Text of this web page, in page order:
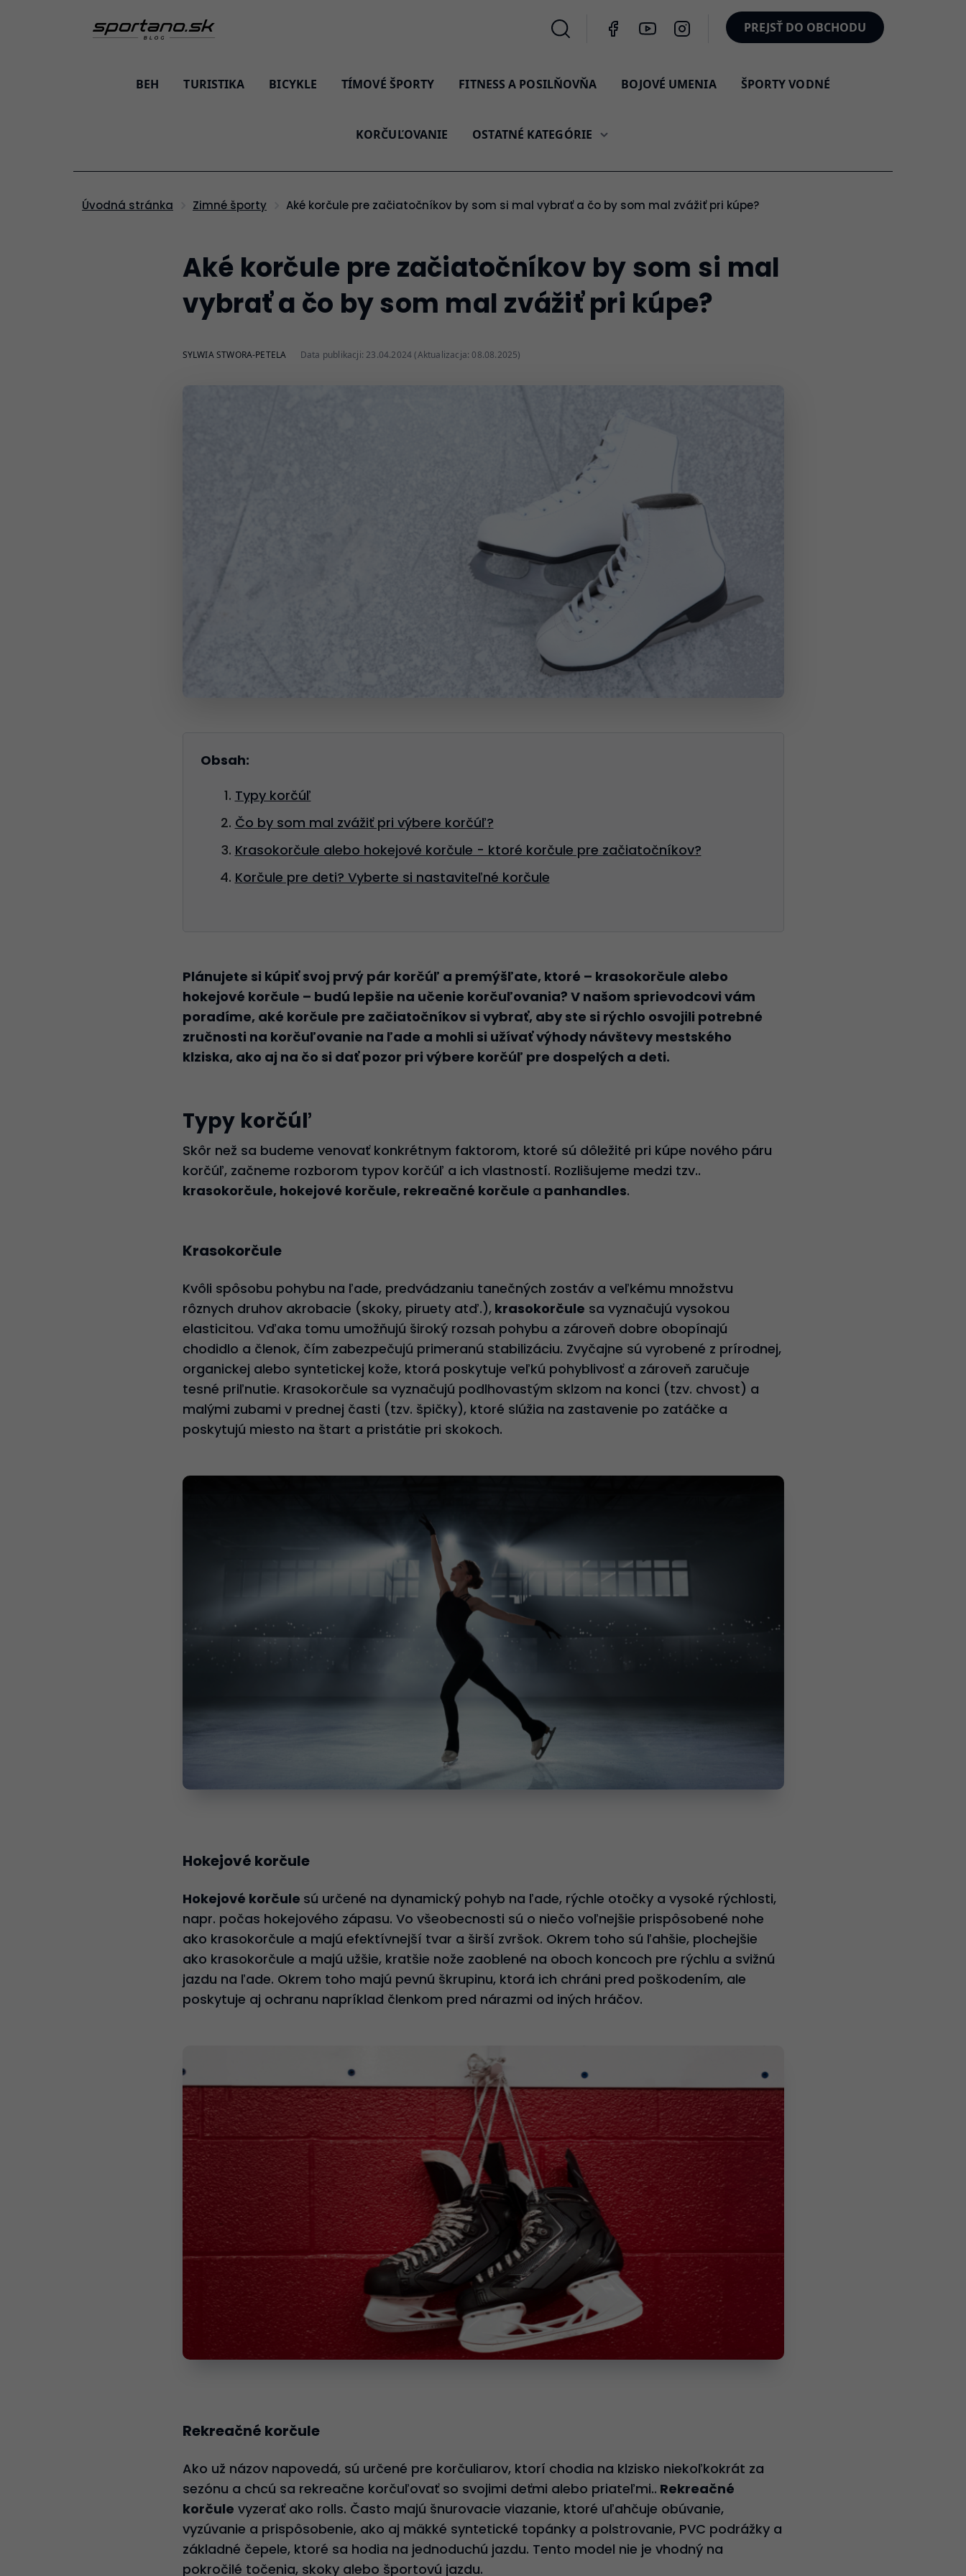
PREJSŤ DO OBCHODU
BEH TURISTIKA BICYKLE TÍMOVÉ ŠPORTY FITNESS A POSILŇOVŇA BOJOVÉ UMENIA ŠPORTY VODNÉ
KORČUĽOVANIE OSTATNÉ KATEGÓRIE
Úvodná stránka Zimné športy Aké korčule pre začiatočníkov by som si mal vybrať a čo by som mal zvážiť pri kúpe?
Aké korčule pre začiatočníkov by som si mal
vybrať a čo by som mal zvážiť pri kúpe?
SYLWIA STWORA-PETELA Data publikacji: 23.04.2024 (Aktualizacja: 08.08.2025)
Obsah:
Typy korčúľ
Čo by som mal zvážiť pri výbere korčúľ?
Krasokorčule alebo hokejové korčule - ktoré korčule pre začiatočníkov?
Korčule pre deti? Vyberte si nastaviteľné korčule
Plánujete si kúpiť svoj prvý pár korčúľ a premýšľate, ktoré – krasokorčule alebo
hokejové korčule – budú lepšie na učenie korčuľovania? V našom sprievodcovi vám
poradíme, aké korčule pre začiatočníkov si vybrať, aby ste si rýchlo osvojili potrebné
zručnosti na korčuľovanie na ľade a mohli si užívať výhody návštevy mestského
klziska, ako aj na čo si dať pozor pri výbere korčúľ pre dospelých a deti.
Typy korčúľ
Skôr než sa budeme venovať konkrétnym faktorom, ktoré sú dôležité pri kúpe nového páru
korčúľ, začneme rozborom typov korčúľ a ich vlastností. Rozlišujeme medzi tzv..
krasokorčule, hokejové korčule, rekreačné korčule a panhandles.
Krasokorčule
Kvôli spôsobu pohybu na ľade, predvádzaniu tanečných zostáv a veľkému množstvu
rôznych druhov akrobacie (skoky, piruety atď.),krasokorčule sa vyznačujú vysokou
elasticitou. Vďaka tomu umožňujú široký rozsah pohybu a zároveň dobre obopínajú
chodidlo a členok, čím zabezpečujú primeranú stabilizáciu. Zvyčajne sú vyrobené z prírodnej,
organickej alebo syntetickej kože, ktorá poskytuje veľkú pohyblivosť a zároveň zaručuje
tesné priľnutie. Krasokorčule sa vyznačujú podlhovastým sklzom na konci (tzv. chvost) a
malými zubami v prednej časti (tzv. špičky), ktoré slúžia na zastavenie po zatáčke a
poskytujú miesto na štart a pristátie pri skokoch.
Hokejové korčule
Hokejové korčule sú určené na dynamický pohyb na ľade, rýchle otočky a vysoké rýchlosti,
napr. počas hokejového zápasu. Vo všeobecnosti sú o niečo voľnejšie prispôsobené nohe
ako krasokorčule a majú efektívnejší tvar a širší zvršok. Okrem toho sú ľahšie, plochejšie
ako krasokorčule a majú užšie, kratšie nože zaoblené na oboch koncoch pre rýchlu a svižnú
jazdu na ľade. Okrem toho majú pevnú škrupinu, ktorá ich chráni pred poškodením, ale
poskytuje aj ochranu napríklad členkom pred nárazmi od iných hráčov.
Rekreačné korčule
Ako už názov napovedá, sú určené pre korčuliarov, ktorí chodia na klzisko niekoľkokrát za
sezónu a chcú sa rekreačne korčuľovať so svojimi deťmi alebo priateľmi.. Rekreačné
korčule vyzerať ako rolls. Často majú šnurovacie viazanie, ktoré uľahčuje obúvanie,
vyzúvanie a prispôsobenie, ako aj mäkké syntetické topánky a polstrovanie, PVC podrážky a
základné čepele, ktoré sa hodia na jednoduchú jazdu. Tento model nie je vhodný na
pokročilé točenia, skoky alebo športovú jazdu.